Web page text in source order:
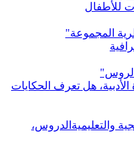
للأطفال
المجموعة"
الروس"
هل تعرف الحكايات
والتعليمية الدروس،